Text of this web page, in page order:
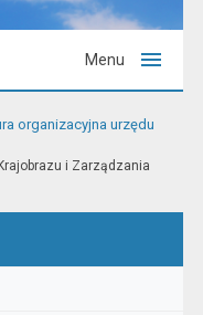
Menu
organizacyjna urzędu
i Zarządzania